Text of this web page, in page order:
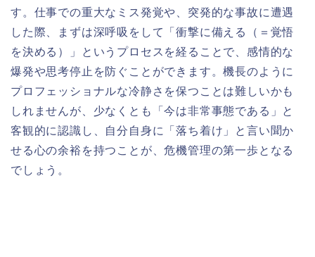
す。仕事での重大なミス発覚や、突発的な事故に遭遇
した際、まずは深呼吸をして「衝撃に備える（＝覚悟
を決める）」というプロセスを経ることで、感情的な
爆発や思考停止を防ぐことができます。機長のように
プロフェッショナルな冷静さを保つことは難しいかも
しれませんが、少なくとも「今は非常事態である」と
客観的に認識し、自分自身に「落ち着け」と言い聞か
せる心の余裕を持つことが、危機管理の第一歩となる
でしょう。